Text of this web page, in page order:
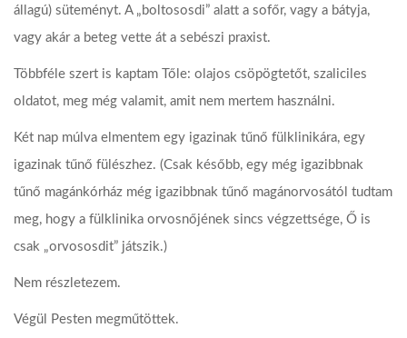
állagú) süteményt. A „boltososdi” alatt a sofőr, vagy a bátyja,
vagy akár a beteg vette át a sebészi praxist.
Többféle szert is kaptam Tőle: olajos csöpögtetőt, szaliciles
oldatot, meg még valamit, amit nem mertem használni.
Két nap múlva elmentem egy igazinak tűnő fülklinikára, egy
igazinak tűnő fülészhez. (Csak később, egy még igazibbnak
tűnő magánkórház még igazibbnak tűnő magánorvosától tudtam
meg, hogy a fülklinika orvosnőjének sincs végzettsége, Ő is
csak „orvososdit” játszik.)
Nem részletezem.
Végül Pesten megműtöttek.